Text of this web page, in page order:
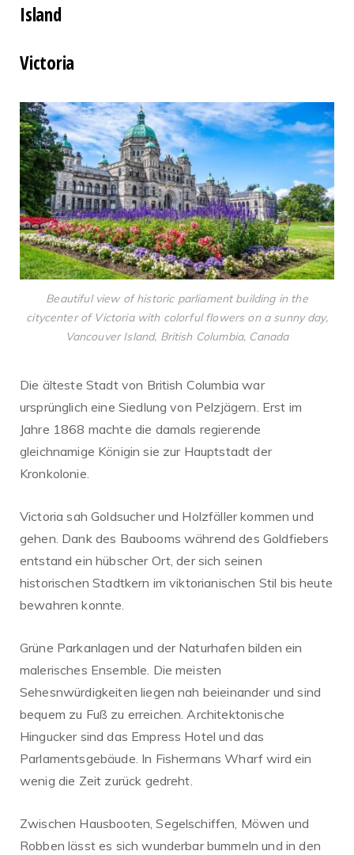
Island
Victoria
Beautiful view of historic parliament building in the
citycenter of Victoria with colorful flowers on a sunny day,
Vancouver Island, British Columbia, Canada
Die älteste Stadt von British Columbia war
ursprünglich eine Siedlung von Pelzjägern. Erst im
Jahre 1868 machte die damals regierende
gleichnamige Königin sie zur Hauptstadt der
Kronkolonie.
Victoria sah Goldsucher und Holzfäller kommen und
gehen. Dank des Baubooms während des Goldfiebers
entstand ein hübscher Ort, der sich seinen
historischen Stadtkern im viktorianischen Stil bis heute
bewahren konnte.
Grüne Parkanlagen und der Naturhafen bilden ein
malerisches Ensemble. Die meisten
Sehesnwürdigkeiten liegen nah beieinander und sind
bequem zu Fuß zu erreichen. Architektonische
Hingucker sind das Empress Hotel und das
Parlamentsgebäude. In Fishermans Wharf wird ein
wenig die Zeit zurück gedreht.
Zwischen Hausbooten, Segelschiffen, Möwen und
Robben lässt es sich wunderbar bummeln und in den